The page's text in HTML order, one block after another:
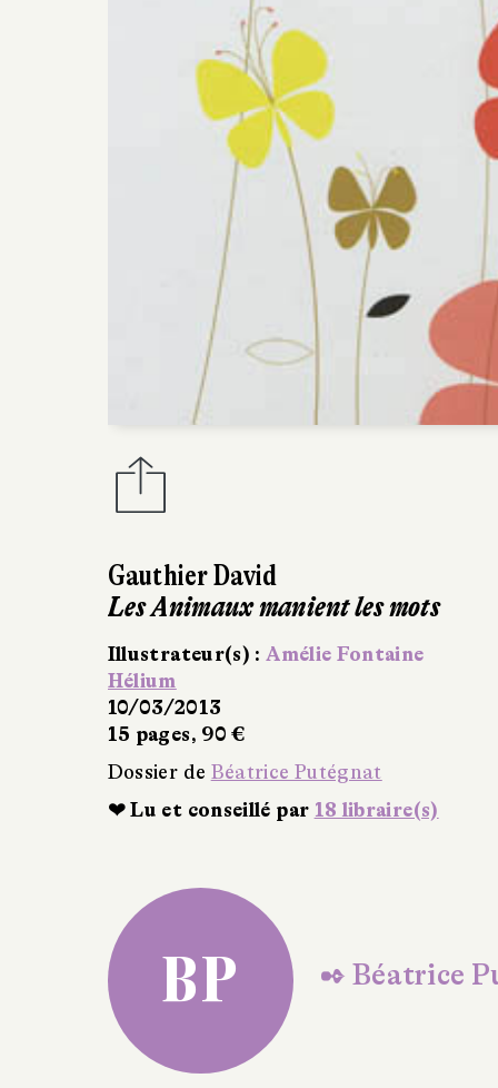
Gauthier David
Les Animaux manient les mots
Illustrateur(s) : Amélie Fontaine
Hélium
10/03/2013
15 pages, 90 €
Dossier de Béatrice Putégnat
❤ Lu et conseillé par 18 libraire(s)
BP ✒ Béatrice